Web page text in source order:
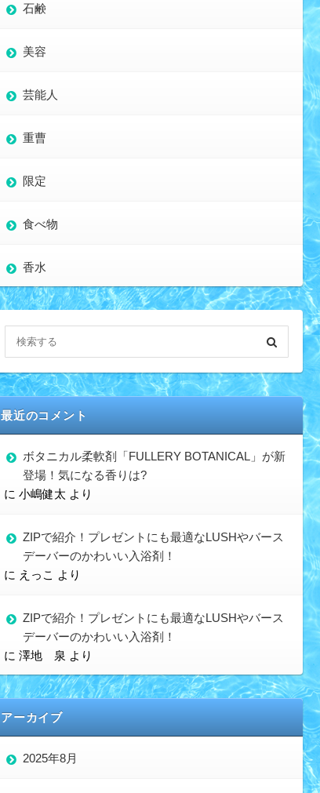
石鹸
美容
芸能人
重曹
限定
食べ物
香水
最近のコメント
ボタニカル柔軟剤「FULLERY BOTANICAL」が新
登場！気になる香りは?
に 小嶋健太 より
ZIPで紹介！プレゼントにも最適なLUSHやバース
デーバーのかわいい入浴剤！
に えっこ より
ZIPで紹介！プレゼントにも最適なLUSHやバース
デーバーのかわいい入浴剤！
に 澤地 泉 より
アーカイブ
2025年8月